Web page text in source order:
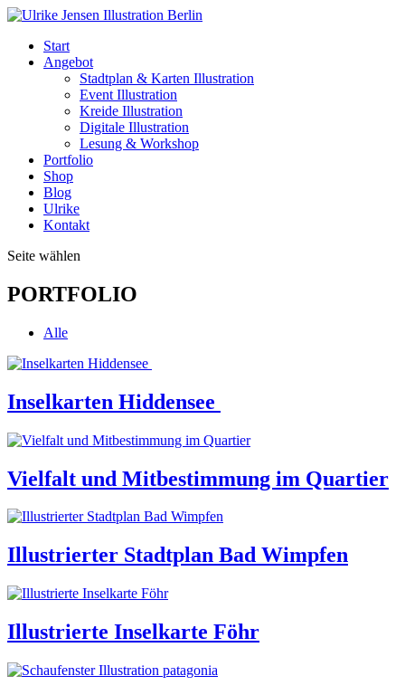
Start
Angebot
Stadtplan & Karten Illustration
Event Illustration
Kreide Illustration
Digitale Illustration
Lesung & Workshop
Portfolio
Shop
Blog
Ulrike
Kontakt
Seite wählen
PORTFOLIO
Alle
Inselkarten Hiddensee
Vielfalt und Mitbestimmung im Quartier
Illustrierter Stadtplan Bad Wimpfen
Illustrierte Inselkarte Föhr